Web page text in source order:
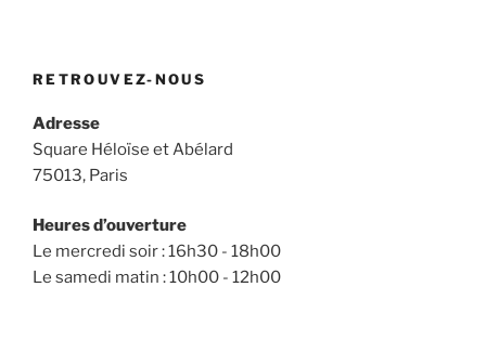
RETROUVEZ-NOUS
Adresse
Square Héloïse et Abélard
75013, Paris
Heures d’ouverture
Le mercredi soir : 16h30 - 18h00
Le samedi matin : 10h00 - 12h00